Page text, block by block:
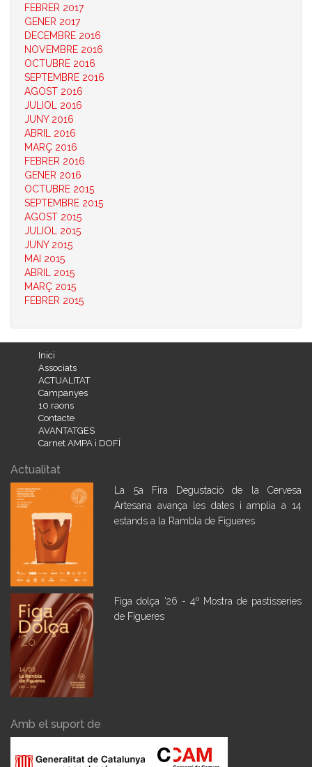
FEBRER 2017
GENER 2017
DECEMBRE 2016
NOVEMBRE 2016
OCTUBRE 2016
SEPTEMBRE 2016
AGOST 2016
JULIOL 2016
JUNY 2016
ABRIL 2016
MARÇ 2016
FEBRER 2016
GENER 2016
OCTUBRE 2015
SEPTEMBRE 2015
AGOST 2015
JULIOL 2015
JUNY 2015
MAI 2015
ABRIL 2015
MARÇ 2015
FEBRER 2015
Inici
Associats
ACTUALITAT
Campanyes
10 raons
Contacte
AVANTATGES
Carnet AMPA i DOFÍ
Actualitat
La 5a Fira Degustació de la Cervesa
Artesana avança les dates i amplia a 14
estands a la Rambla de Figueres
Figa dolça '26 - 4º Mostra de pastisseries
de Figueres
Amb el suport de